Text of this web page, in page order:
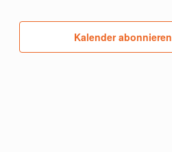
Kalender abonnieren